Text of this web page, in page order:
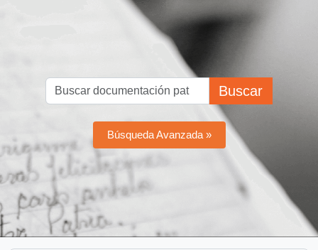
Buscar
Búsqueda Avanzada »